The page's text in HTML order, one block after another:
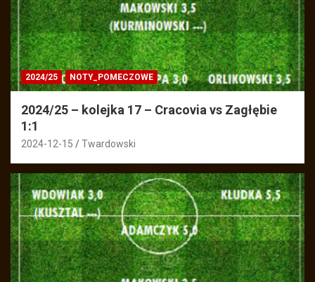
2024/25 NOTY_POMECZOWE
2024/25 – kolejka 17 – Cracovia vs Zagłębie
1:1
2024-12-15 Twardowski